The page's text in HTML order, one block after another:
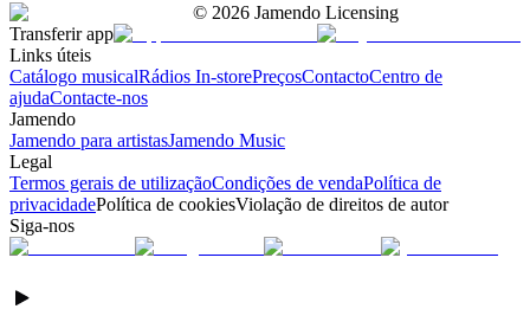
© 2026 Jamendo Licensing
Transferir app
Links úteis
Catálogo musicalRádios In-storePreçosContactoCentro de
ajudaContacte-nos
Jamendo
Jamendo para artistasJamendo Music
Legal
Termos gerais de utilizaçãoCondições de vendaPolítica de
privacidadePolítica de cookiesViolação de direitos de autor
Siga-nos